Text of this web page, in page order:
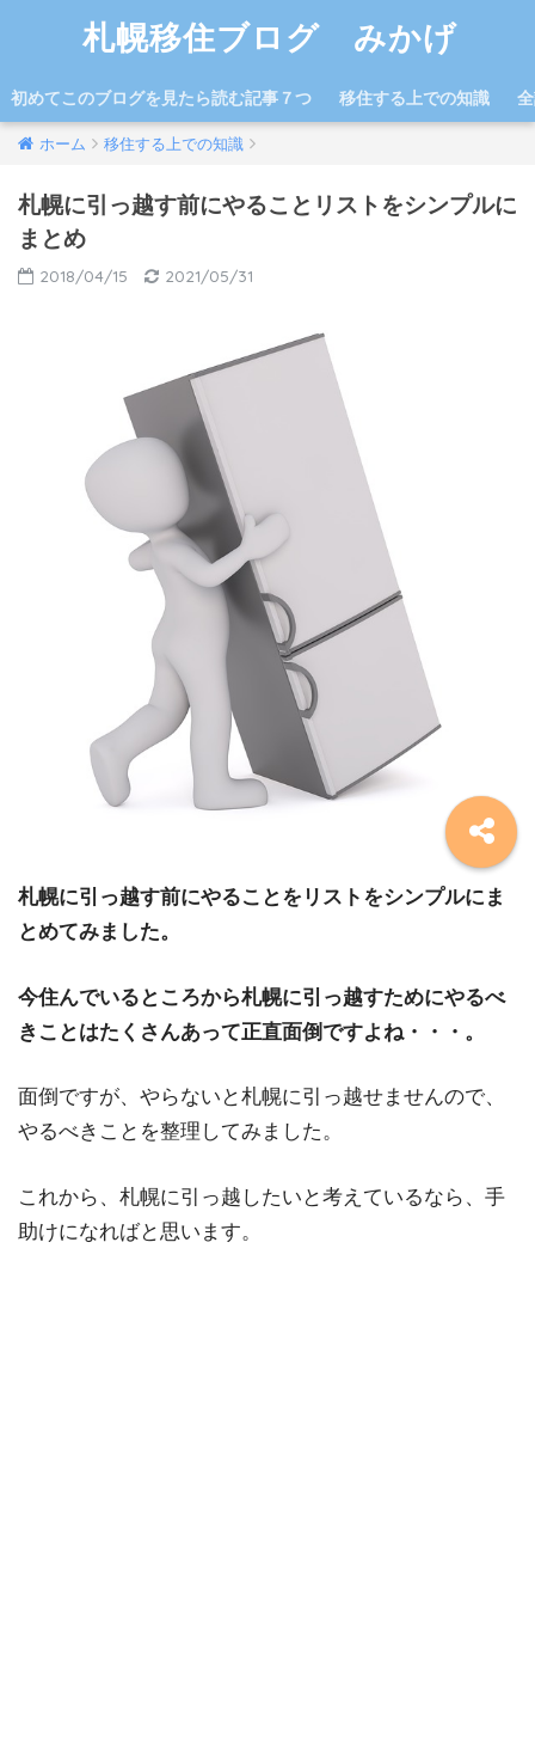
札幌移住ブログ みかげ
初めてこのブログを見たら読む記事７つ 移住する上での知識
ホーム 移住する上での知識
札幌に引っ越す前にやることリストをシンプルに
まとめ
2018/04/15 2021/05/31
札幌に引っ越す前にやることをリストをシンプルにま
とめてみました。
今住んでいるところから札幌に引っ越すためにやるべ
きことはたくさんあって正直面倒ですよね・・・。
面倒ですが、やらないと札幌に引っ越せませんので、
やるべきことを整理してみました。
これから、札幌に引っ越したいと考えているなら、手
助けになればと思います。